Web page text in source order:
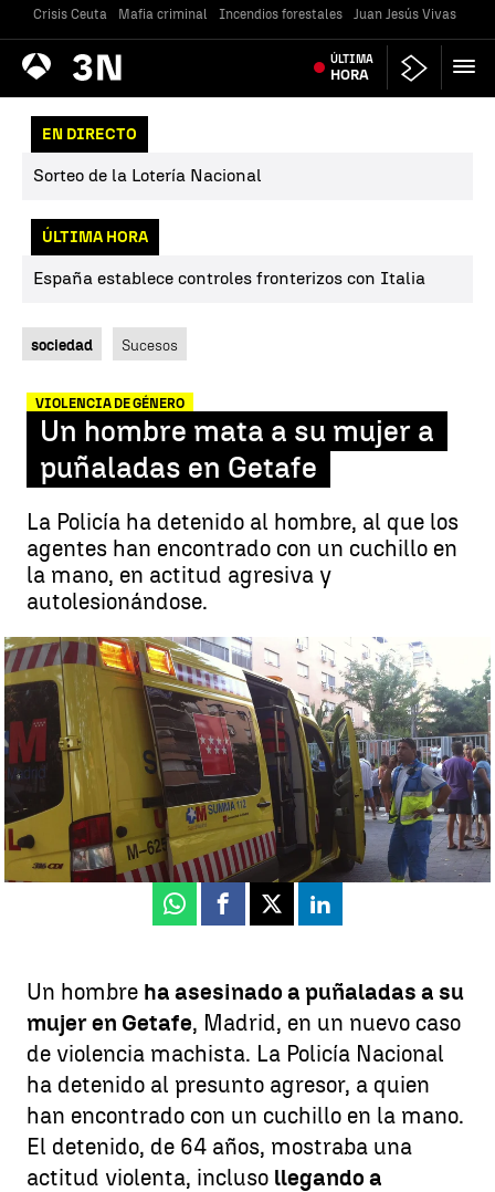
Crisis Ceuta Mafia criminal Incendios forestales Juan Jesús Vivas
Antena
3 Noticias ÚLTIMA
HORA
EN DIRECTO
Sorteo de la Lotería Nacional
ÚLTIMA HORA
España establece controles fronterizos con Italia
sociedad Sucesos
VIOLENCIA DE GÉNERO
Un hombre mata a su mujer a
puñaladas en Getafe
La Policía ha detenido al hombre, al que los
agentes han encontrado con un cuchillo en
la mano, en actitud agresiva y
autolesionándose.
Un hombre mata a su mujer a puñaladas en Getafe |
Juan Muñoz
Publicado: 24 de junio de 2025, 10:10
Whatsapp
Facebook
X Linkedin
Un hombre ha asesinado a puñaladas a su
mujer en Getafe, Madrid, en un nuevo caso
de violencia machista. La Policía Nacional
ha detenido al presunto agresor, a quien
han encontrado con un cuchillo en la mano.
El detenido, de 64 años, mostraba una
actitud violenta, incluso llegando a